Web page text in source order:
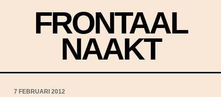
FRONTAAL
NAAKT
7 FEBRUARI 2012